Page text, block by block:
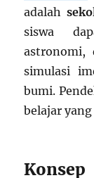
adalah
siswa
astronomi,
simulasi
bumi.
belajar